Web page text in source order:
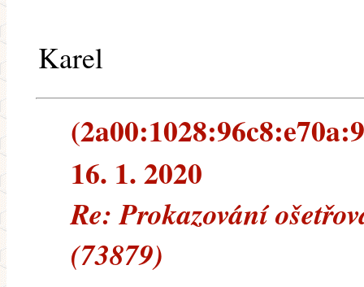
Karel
16. 1. 2020
Re: Prokazování
(73879)